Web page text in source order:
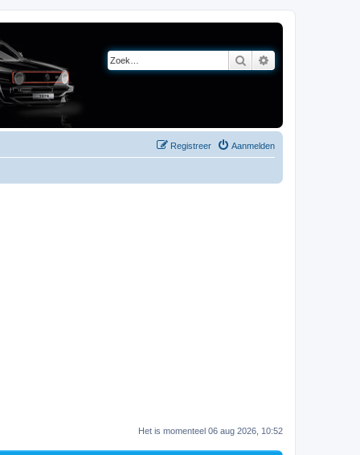
Zoek
Aanmelden
Registreer
Het is momenteel 06 aug 2026, 10:52